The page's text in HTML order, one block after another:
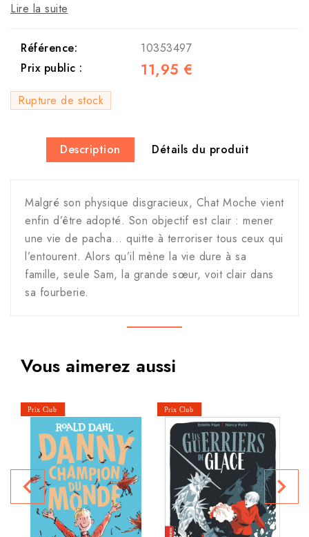
Lire la suite
Référence:
10353497
Prix public :
11,95 €
Rupture de stock
Description Détails du produit
Malgré son physique disgracieux, Chat Moche vient
enfin d’être adopté. Son objectif est clair : mener
une vie de pacha… quitte à terroriser tous ceux qui
l’entourent. Alors qu’il mène la vie dure à sa
famille, seule Sam, la grande sœur, voit clair dans
sa fourberie.
Vous aimerez aussi
navigate_before navigate_next